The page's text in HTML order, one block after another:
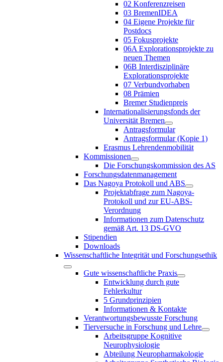
02 Konferenzreisen
03 BremenIDEA
04 Eigene Projekte für
Postdocs
05 Fokusprojekte
06A Explorationsprojekte zu
neuen Themen
06B Interdisziplinäre
Explorationsprojekte
07 Verbundvorhaben
08 Prämien
Bremer Studienpreis
Internationalisierungsfonds der
Universität Bremen
Antragsformular
Antragsformular (Kopie 1)
Erasmus Lehrendenmobilität
Kommissionen
Die Forschungskommission des AS
Forschungsdatenmanagement
Das Nagoya Protokoll und ABS
Projektabfrage zum Nagoya-
Protokoll und zur EU-ABS-
Verordnung
Informationen zum Datenschutz
gemäß Art. 13 DS-GVO
Stipendien
Downloads
Wissenschaftliche Integrität und Forschungsethik
Gute wissenschaftliche Praxis
Entwicklung durch gute
Fehlerkultur
5 Grundprinzipien
Informationen & Kontakte
Verantwortungsbewusste Forschung
Tierversuche in Forschung und Lehre
Arbeitsgruppe Kognitive
Neurophysiologie
Abteilung Neuropharmakologie